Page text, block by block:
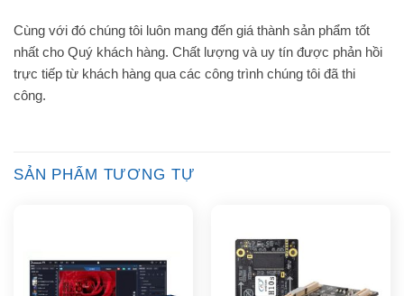
Cùng với đó chúng tôi luôn mang đến giá thành sản phẩm tốt
nhất cho Quý khách hàng. Chất lượng và uy tín được phản hồi
trực tiếp từ khách hàng qua các công trình chúng tôi đã thi
công.
SẢN PHẨM TƯƠNG TỰ